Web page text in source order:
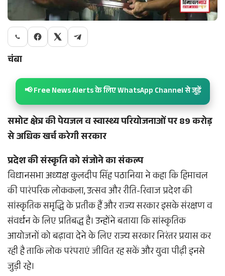
चंबा
📢 Free News Alerts के लिए WhatsApp Channel से जुड़ें
समोट क्षेत्र की पेयजल व स्वास्थ्य परियोजनाओं पर 89 करोड़
से अधिक खर्च करेगी सरकार
प्रदेश की संस्कृति को संजोने का संकल्प
विधानसभा अध्यक्ष कुलदीप सिंह पठानिया ने कहा कि हिमाचल
की पारंपरिक लोककला, उत्सव और रीति-रिवाज प्रदेश की
सांस्कृतिक समृद्धि के प्रतीक हैं और राज्य सरकार इसके संरक्षण व
संवर्धन के लिए प्रतिबद्ध है। उन्होंने बताया कि सांस्कृतिक
आयोजनों को बढ़ावा देने के लिए राज्य सरकार निरंतर प्रयास कर
रही है ताकि लोक परंपराएं जीवित रह सकें और युवा पीढ़ी इनसे
जुड़ी रहे।